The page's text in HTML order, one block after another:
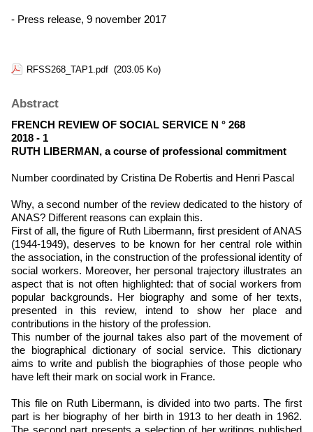
- Press release, 9 november 2017
RFSS268_TAP1.pdf (203.05 Ko)
Abstract
FRENCH REVIEW OF SOCIAL SERVICE N ° 268
2018 - 1
RUTH LIBERMAN, a course of professional commitment
Number coordinated by Cristina De Robertis and Henri Pascal
Why, a second number of the review dedicated to the history of
ANAS? Different reasons can explain this.
First of all, the figure of Ruth Libermann, first president of ANAS
(1944-1949), deserves to be known for her central role within
the association, in the construction of the professional identity of
social workers. Moreover, her personal trajectory illustrates an
aspect that is not often highlighted: that of social workers from
popular backgrounds. Her biography and some of her texts,
presented in this review, intend to show her place and
contributions in the history of the profession.
This number of the journal takes also part of the movement of
the biographical dictionary of social service. This dictionary
aims to write and publish the biographies of those people who
have left their mark on social work in France.
This file on Ruth Libermann, is divided into two parts. The first
part is her biography of her birth in 1913 to her death in 1962.